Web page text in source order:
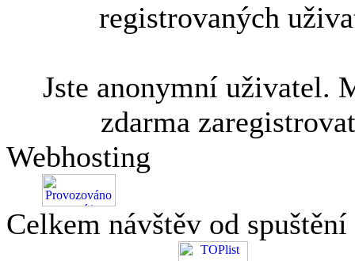
registrovaných
Jste anonymní uživatel.
zdarma
Webhosting
Celkem návštěv od